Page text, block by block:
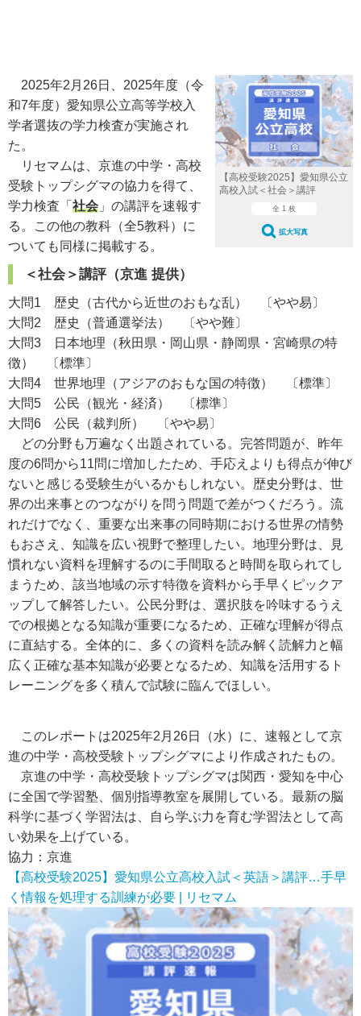
【高校受験2025】愛知県公立
高校入試＜社会＞講評
全 1 枚
拡大写真
2025年2月26日、2025年度（令
和7年度）愛知県公立高等学校入
学者選抜の学力検査が実施され
た。
リセマムは、京進の中学・高校
受験トップシグマの協力を得て、
学力検査「 社会 」の講評を速報す
る。この他の教科（全5教科）に
ついても同様に掲載する。
＜社会＞講評（京進 提供）
大問1 歴史（古代から近世のおもな乱） 〔やや易〕
大問2 歴史（普通選挙法） 〔やや難〕
大問3 日本地理（秋田県・岡山県・静岡県・宮崎県の特
徴） 〔標準〕
大問4 世界地理（アジアのおもな国の特徴） 〔標準〕
大問5 公民（観光・経済） 〔標準〕
大問6 公民（裁判所） 〔やや易〕
どの分野も万遍なく出題されている。完答問題が、昨年
度の6問から11問に増加したため、手応えよりも得点が伸び
ないと感じる受験生がいるかもしれない。歴史分野は、世
界の出来事とのつながりを問う問題で差がつくだろう。流
れだけでなく、重要な出来事の同時期における世界の情勢
もおさえ、知識を広い視野で整理したい。地理分野は、見
慣れない資料を理解するのに手間取ると時間を取られてし
まうため、該当地域の示す特徴を資料から手早くピックア
ップして解答したい。公民分野は、選択肢を吟味するうえ
での根拠となる知識が重要になるため、正確な理解が得点
に直結する。全体的に、多くの資料を読み解く読解力と幅
広く正確な基本知識が必要となるため、知識を活用するト
レーニングを多く積んで試験に臨んでほしい。
このレポートは2025年2月26日（水）に、速報として京
進の中学・高校受験トップシグマにより作成されたもの。
京進の中学・高校受験トップシグマは関西・愛知を中心
に全国で学習塾、個別指導教室を展開している。最新の脳
科学に基づく学習法は、自ら学ぶ力を育む学習法として高
い効果を上げている。
協力：京進
【高校受験2025】愛知県公立高校入試＜英語＞講評…手早
く情報を処理する訓練が必要 | リセマム